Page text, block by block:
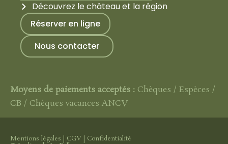
Découvrez le château et la région
Réserver en ligne
Nous contacter
Moyens de paiements acceptés : Chèques / Espèces /
CB / Chèques vacances ANCV
Mentions légales CGV
Confidentialité